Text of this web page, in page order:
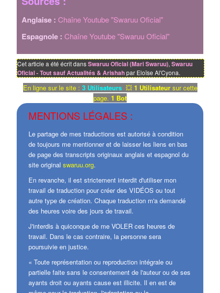
Anglaise : Chaîne Youtube "Swaruu Oficial"
Espagnole : Chaîne Youtube "Swaruu Oficial"
Cet article a été écrit dansSwaruu Oficial (Mari Swaruu),Swaruu
Oficial - Tout sauf Actualités & Arishahpar Eloïse Al'Cyona.
En ligne sur le site : 3 Utilisateurs 💥 1 Utilisateursur cette
page. 1 Bot
MENTIONS LÉGALES :
Le partage de mes traductions est autorisé à condition
de toujours me mentionner et de laisser les liens en bas
de page des transcripts originaux anglais et espagnol du
site originalswaruu.org.
En revanche, il est strictement interdit d'utiliser mon
travail de traduction pour créer des VIDÉOS ou tout
autre type de création. Chaque traduction m'a demandé
des heures voire des jours de travail.
J'interdis à quiconque de me VOLER ces heures de
travail. Dans le cas contraire, la personne sera
poursuivie en justice.
« Toute représentation ou reproduction intégrale ou
partielle faite sans le consentement de l'auteur ou de ses
ayants droit ou ayants cause est illicite. Il en est de